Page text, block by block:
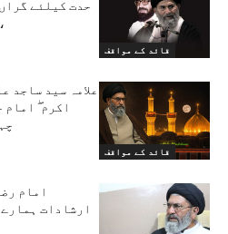
قائد کے مواقف
حدت کیلئے
قائد کے مواقف
علامہ سید ساجد
اکرم ۖ امام
امام
ارشادات ہمارے